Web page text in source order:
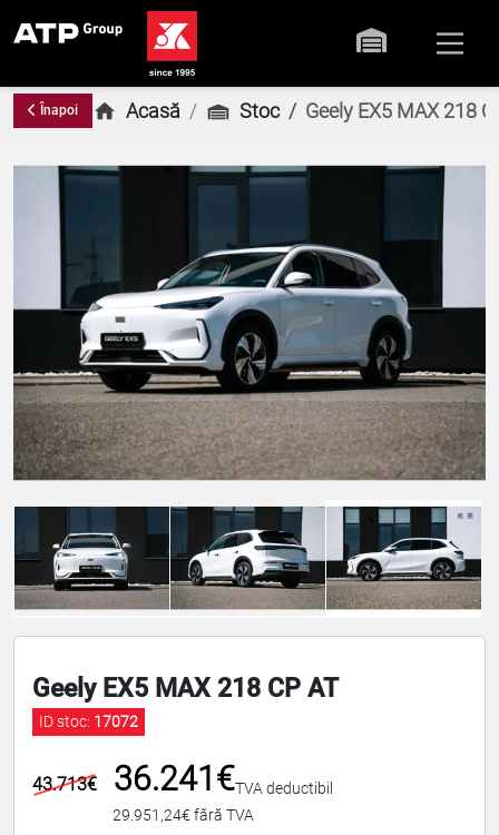
Înapoi Acasă Stoc Geely EX5 MAX 218
Geely EX5 MAX 218 CP AT
ID stoc: 17072
43.713€ 36.241€TVA deductibil
29.951,24€ fără TVA